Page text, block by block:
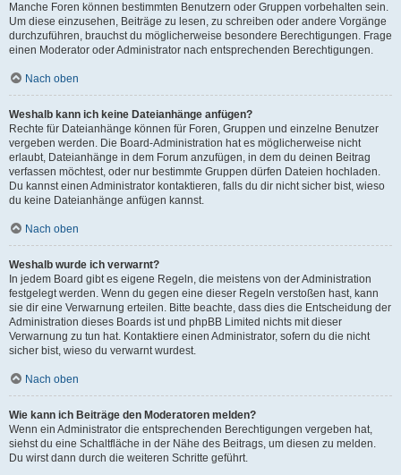
Manche Foren können bestimmten Benutzern oder Gruppen vorbehalten sein.
Um diese einzusehen, Beiträge zu lesen, zu schreiben oder andere Vorgänge
durchzuführen, brauchst du möglicherweise besondere Berechtigungen. Frage
einen Moderator oder Administrator nach entsprechenden Berechtigungen.
Nach oben
Weshalb kann ich keine Dateianhänge anfügen?
Rechte für Dateianhänge können für Foren, Gruppen und einzelne Benutzer
vergeben werden. Die Board-Administration hat es möglicherweise nicht
erlaubt, Dateianhänge in dem Forum anzufügen, in dem du deinen Beitrag
verfassen möchtest, oder nur bestimmte Gruppen dürfen Dateien hochladen.
Du kannst einen Administrator kontaktieren, falls du dir nicht sicher bist, wieso
du keine Dateianhänge anfügen kannst.
Nach oben
Weshalb wurde ich verwarnt?
In jedem Board gibt es eigene Regeln, die meistens von der Administration
festgelegt werden. Wenn du gegen eine dieser Regeln verstoßen hast, kann
sie dir eine Verwarnung erteilen. Bitte beachte, dass dies die Entscheidung der
Administration dieses Boards ist und phpBB Limited nichts mit dieser
Verwarnung zu tun hat. Kontaktiere einen Administrator, sofern du die nicht
sicher bist, wieso du verwarnt wurdest.
Nach oben
Wie kann ich Beiträge den Moderatoren melden?
Wenn ein Administrator die entsprechenden Berechtigungen vergeben hat,
siehst du eine Schaltfläche in der Nähe des Beitrags, um diesen zu melden.
Du wirst dann durch die weiteren Schritte geführt.